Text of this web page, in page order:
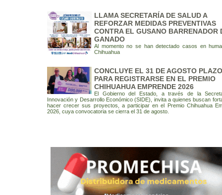
LLAMA SECRETARÍA DE SALUD A
REFORZAR MEDIDAS PREVENTIVAS
CONTRA EL GUSANO BARRENADOR
GANADO
Al momento no se han detectado casos en
Chihuahua
CONCLUYE EL 31 DE AGOSTO PLAZO
PARA REGISTRARSE EN EL PREMIO
CHIHUAHUA EMPRENDE 2026
El Gobierno del Estado, a través de la
Innovación y Desarrollo Económico (SIDE), invita a quienes buscan
hacer crecer sus proyectos, a participar en el Premio Chihuahua
2026, cuya convocatoria se cierra el 31 de agosto.